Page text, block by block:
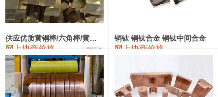
2202#硅 14,100—14,300
金属硅3303#-2202# 10,400—14,200 12,300 0
漆包线 111,970—115,970 113,970
磷铜合金 110,800—117,600 114,200 400
供应优质黄铜棒/六角棒/黄铜方板
网上协商价格 十堰同创
铜钛 铜钛合金 铜钛中间合金
网上协商价格